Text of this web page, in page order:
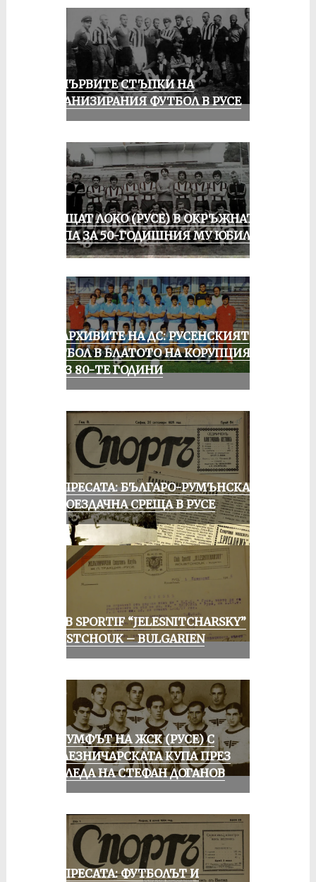
ЗА ПЪРВИТЕ СТЪПКИ НА
ОРГАНИЗИРАНИЯ ФУТБОЛ В РУСЕ
ПРАЩАТ ЛОКО (РУСЕ) В ОКРЪЖНАТА
ГРУПА ЗА 50-ГОДИШНИЯ МУ ЮБИЛЕЙ
ИЗ АРХИВИТЕ НА ДС: РУСЕНСКИЯТ
ФУТБОЛ В БЛАТОТО НА КОРУПЦИЯТА
ПРЕЗ 80-ТЕ ГОДИНИ
ОТ ПРЕСАТА: БЪЛГАРО-РУМЪНСКА
КОЛОЕЗДАЧНА СРЕЩА В РУСЕ
CLUB SPORTIF “JELESNITCHARSKY”
ROUSTCHOUK – BULGARIEN
ТРИУМФЪТ НА ЖСК (РУСЕ) С
ЖЕЛЕЗНИЧАРСКАТА КУПА ПРЕЗ
ПОГЛЕДА НА СТЕФАН ДОГАНОВ
ОТ ПРЕСАТА: ФУТБОЛЪТ И